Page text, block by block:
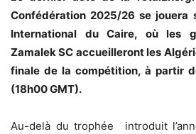
Confédération 2025/26 se jouera
International du Caire, où les
Zamalek SC accueilleront les
finale de la compétition, à partir
(18h00 GMT).
Au-delà du trophée introduit